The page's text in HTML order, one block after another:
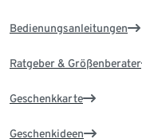
Bedienungsanleitungen
Ratgeber & Größenberater
Geschenkkarte
Geschenkideen